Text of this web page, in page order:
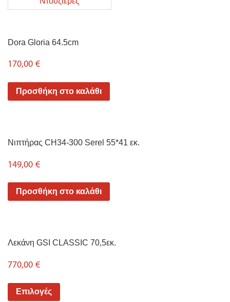
Dora Gloria 64.5cm
170,00 €
Προσθήκη στο καλάθι
Nιπτήρας CH34-300 Serel 55*41 εκ.
149,00 €
Προσθήκη στο καλάθι
Λεκάνη GSI CLASSIC 70,5εκ.
770,00 €
Επιλογές